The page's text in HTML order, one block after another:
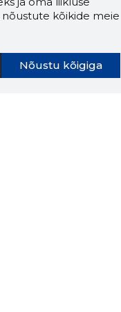
nõustute kõikide meie
Nõustu kõigiga